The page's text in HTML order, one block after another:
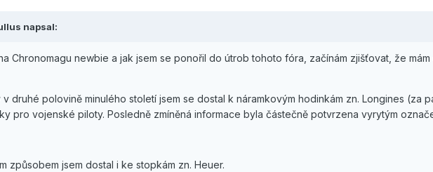
napsal:
Chronomagu newbie a jak jsem se ponořil do útrob tohoto fóra, začínám zjišťovat, že
v druhé polovině minulého století jsem se dostal k náramkovým hodinkám zn. Longines
pro vojenské piloty. Posledně zmíněná informace byla částečně potvrzena vyrytým
způsobem jsem dostal i ke stopkám zn. Heuer.